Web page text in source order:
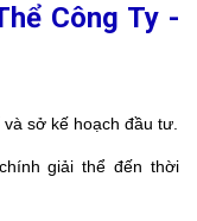
Công Ty -
sở kế hoạch đầu tư.
giải thể đến thời